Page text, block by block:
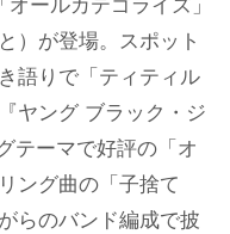
）が登場。スポット
語りで「ティティル
ヤング ブラック・ジ
テーマで好評の「オ
ング曲の「子捨て
らのバンド編成で披